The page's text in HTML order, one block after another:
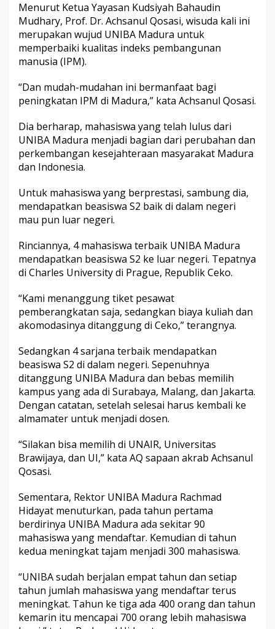
a
B
e
s
w
a
R
e
p
i
k
C
k
o
Menurut Ketua Yayasan Kudsiyah Bahaudin
Mudhary, Prof. Dr. Achsanul Qosasi, wisuda kali ini
merupakan wujud UNIBA Madura untuk
memperbaiki kualitas indeks pembangunan
manusia (IPM).
“Dan mudah-mudahan ini bermanfaat bagi
peningkatan IPM di Madura,” kata Achsanul Qosasi.
Dia berharap, mahasiswa yang telah lulus dari
UNIBA Madura menjadi bagian dari perubahan dan
perkembangan kesejahteraan masyarakat Madura
dan Indonesia.
Untuk mahasiswa yang berprestasi, sambung dia,
mendapatkan beasiswa S2 baik di dalam negeri
mau pun luar negeri.
Rinciannya, 4 mahasiswa terbaik UNIBA Madura
mendapatkan beasiswa S2 ke luar negeri. Tepatnya
di Charles University di Prague, Republik Ceko.
“Kami menanggung tiket pesawat
pemberangkatan saja, sedangkan biaya kuliah dan
akomodasinya ditanggung di Ceko,” terangnya.
Sedangkan 4 sarjana terbaik mendapatkan
beasiswa S2 di dalam negeri. Sepenuhnya
ditanggung UNIBA Madura dan bebas memilih
kampus yang ada di Surabaya, Malang, dan Jakarta.
Dengan catatan, setelah selesai harus kembali ke
almamater untuk menjadi dosen.
“Silakan bisa memilih di UNAIR, Universitas
Brawijaya, dan UI,” kata AQ sapaan akrab Achsanul
Qosasi.
Sementara, Rektor UNIBA Madura Rachmad
Hidayat menuturkan, pada tahun pertama
berdirinya UNIBA Madura ada sekitar 90
mahasiswa yang mendaftar. Kemudian di tahun
kedua meningkat tajam menjadi 300 mahasiswa.
“UNIBA sudah berjalan empat tahun dan setiap
tahun jumlah mahasiswa yang mendaftar terus
meningkat. Tahun ke tiga ada 400 orang dan tahun
kemarin itu mencapai 700 orang lebih mahasiswa